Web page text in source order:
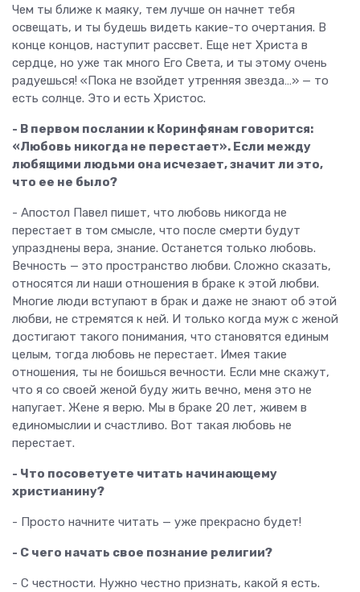
Чем ты ближе к маяку, тем лучше он начнет тебя
освещать, и ты будешь видеть какие-то очертания. В
конце концов, наступит рассвет. Еще нет Христа в
сердце, но уже так много Его Света, и ты этому очень
радуешься! «Пока не взойдет утренняя звезда…» — то
есть солнце. Это и есть Христос.
- В первом послании к Коринфянам говорится:
«Любовь никогда не перестает». Если между
любящими людьми она исчезает, значит ли это,
что ее не было?
- Апостол Павел пишет, что любовь никогда не
перестает в том смысле, что после смерти будут
упразднены вера, знание. Останется только любовь.
Вечность — это пространство любви. Сложно сказать,
относятся ли наши отношения в браке к этой любви.
Многие люди вступают в брак и даже не знают об этой
любви, не стремятся к ней. И только когда муж с женой
достигают такого понимания, что становятся единым
целым, тогда любовь не перестает. Имея такие
отношения, ты не боишься вечности. Если мне скажут,
что я со своей женой буду жить вечно, меня это не
напугает. Жене я верю. Мы в браке 20 лет, живем в
единомыслии и счастливо. Вот такая любовь не
перестает.
- Что посоветуете читать начинающему
христианину?
- Просто начните читать — уже прекрасно будет!
- С чего начать свое познание религии?
- С честности. Нужно честно признать, какой я есть.